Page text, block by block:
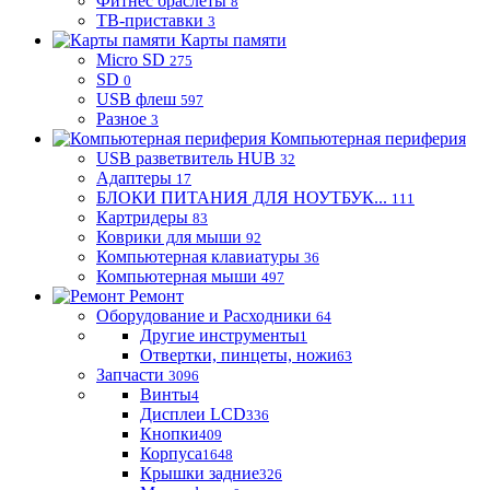
ТВ-приставки 3
Карты памяти
Micro SD 275
SD 0
USB флеш 597
Разное 3
Компьютерная периферия
USB разветвитель HUB 32
Адаптеры 17
БЛОКИ ПИТАНИЯ ДЛЯ НОУТБУК... 111
Картридеры 83
Коврики для мыши 92
Компьютерная клавиатуры 36
Компьютерная мыши 497
Ремонт
Оборудование и Расходники 64
Другие инструменты1
Отвертки, пинцеты, ножи63
Запчасти 3096
Винты4
Дисплеи LCD336
Кнопки409
Корпуса1648
Крышки задние326